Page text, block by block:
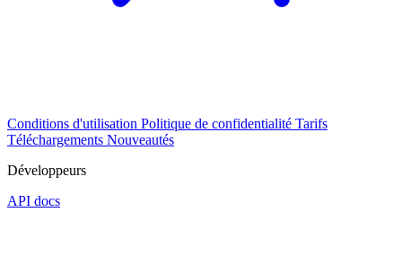
Conditions d'utilisation Politique de confidentialité Tarifs
Téléchargements Nouveautés
Développeurs
API docs